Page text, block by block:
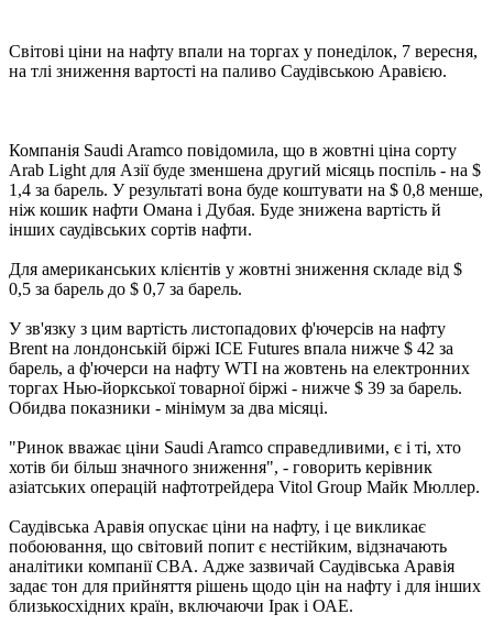
Світові ціни на нафту впали на торгах у понеділок, 7 вересня,
на тлі зниження вартості на паливо Саудівською Аравією.
Компанія Saudi Aramco повідомила, що в жовтні ціна сорту
Arab Light для Азії буде зменшена другий місяць поспіль - на $
1,4 за барель. У результаті вона буде коштувати на $ 0,8 менше,
ніж кошик нафти Омана і Дубая. Буде знижена вартість й
інших саудівських сортів нафти.
Для американських клієнтів у жовтні зниження складе від $
0,5 за барель до $ 0,7 за барель.
У зв'язку з цим вартість листопадових ф'ючерсів на нафту
Brent на лондонській біржі ICE Futures впала нижче $ 42 за
барель, а ф'ючерси на нафту WTI на жовтень на електронних
торгах Нью-йоркської товарної біржі - нижче $ 39 за барель.
Обидва показники - мінімум за два місяці.
"Ринок вважає ціни Saudi Aramco справедливими, є і ті, хто
хотів би більш значного зниження", - говорить керівник
азіатських операцій нафтотрейдера Vitol Group Майк Мюллер.
Саудівська Аравія опускає ціни на нафту, і це викликає
побоювання, що світовий попит є нестійким, відзначають
аналітики компанії CBA. Адже зазвичай Саудівська Аравія
задає тон для прийняття рішень щодо цін на нафту і для інших
близькосхідних країн, включаючи Ірак і ОАЕ.